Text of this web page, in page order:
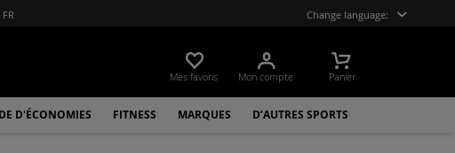
Change language:
Mes favoris Mon compte Panier
D'ÉCONOMIES FITNESS MARQUES D’AUTRES SPORTS